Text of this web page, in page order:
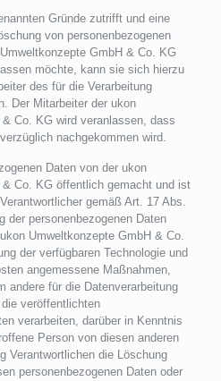
Gründe zutrifft und eine
von personenbezogenen
GmbH & Co. KG
möchte, kann sie sich hierzu
des für die Verarbeitung
Der Mitarbeiter der ukon
Co. KG wird veranlassen, dass
nachgekommen wird.
Daten von der ukon
Co. KG öffentlich gemacht und ist
gemäß Art. 17 Abs.
der personenbezogenen Daten
Umweltkonzepte GmbH & Co.
der verfügbaren Technologie und
angemessene Maßnahmen,
andere für die Datenverarbeitung
veröffentlichten
verarbeiten, darüber in Kenntnis
Person von diesen anderen
Verantwortlichen die Löschung
personenbezogenen Daten oder